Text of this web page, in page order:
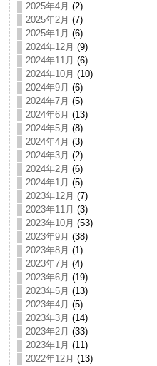
2025年4月 (2)
2025年2月 (7)
2025年1月 (6)
2024年12月 (9)
2024年11月 (6)
2024年10月 (10)
2024年9月 (6)
2024年7月 (5)
2024年6月 (13)
2024年5月 (8)
2024年4月 (3)
2024年3月 (2)
2024年2月 (6)
2024年1月 (5)
2023年12月 (7)
2023年11月 (3)
2023年10月 (53)
2023年9月 (38)
2023年8月 (1)
2023年7月 (4)
2023年6月 (19)
2023年5月 (13)
2023年4月 (5)
2023年3月 (14)
2023年2月 (33)
2023年1月 (11)
2022年12月 (13)